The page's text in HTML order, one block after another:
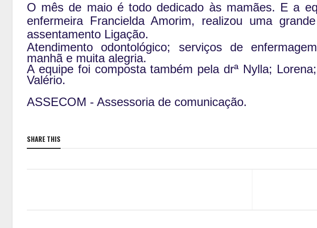
O mês de maio é todo dedicado às mamães. E a
enfermeira Francielda Amorim, realizou uma
assentamento Ligação.
Atendimento odontológico; serviços de
manhã e muita alegria.
A equipe foi composta também pela drª Nylla;
Valério.
ASSECOM - Assessoria de comunicação.
SHARE THIS